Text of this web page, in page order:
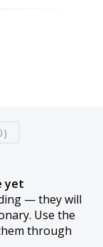
yet
— they will
Use the
through